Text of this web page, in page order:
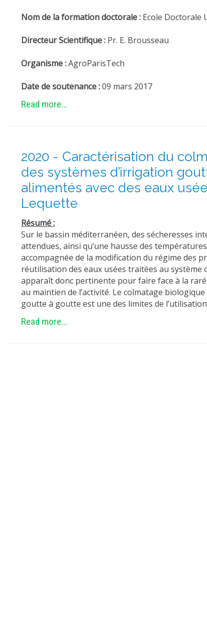
Nom de la formation doctorale : Ecole Doctorale
Directeur Scientifique : Pr. E. Brousseau
Organisme :AgroParisTech
Date de soutenance :09 mars 2017
Read more...
2020 - Caractérisation du
des systèmes d’irrigation
alimentés avec des eaux
Lequette
Résumé :
Sur le bassin méditerranéen, des sécheresses
attendues, ainsi qu’une hausse des températures
accompagnée de la modification du régime des
réutilisation des eaux usées traitées au
apparaît donc pertinente pour faire face à la
au maintien de l’activité. Le colmatage
goutte à goutte est une des limites de
Read more...